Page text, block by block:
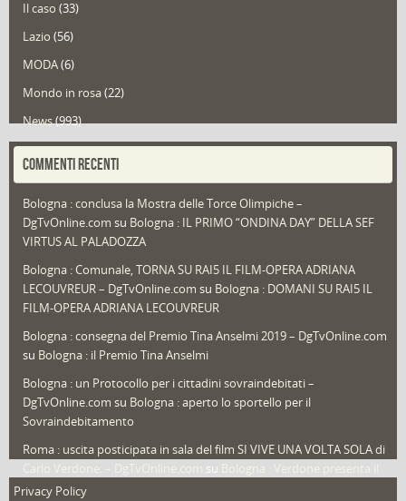
Il caso (33)
Lazio (56)
MODA(6)
Mondo in rosa(22)
News(993)
Portfolio(1)
Redazioni(1.049)
Speciali (22)
Sport
That's Bologna Magazine(25)
Video (archivio) (263)
COMMENTI RECENTI
Bologna : conclusa la Mostra delle Torce Olimpiche –
DgTvOnline.com su Bologna : IL PRIMO “ONDINA DAY” DELLA SEF
VIRTUS AL PALADOZZA
Bologna : Comunale, TORNA SU RAI5 IL FILM-OPERA ADRIANA
LECOUVREUR – DgTvOnline.com su Bologna : DOMANI SU RAI5 IL
FILM-OPERA ADRIANA LECOUVREUR
Bologna : consegna del Premio Tina Anselmi 2019 – DgTvOnline.com
su Bologna : il Premio Tina Anselmi
Bologna : un Protocollo per i cittadini sovraindebitati –
DgTvOnline.com su Bologna : aperto lo sportello per il
Sovraindebitamento
Roma : uscita posticipata in sala del film SI VIVE UNA VOLTA SOLA di
su
nuovo film
Privacy Policy